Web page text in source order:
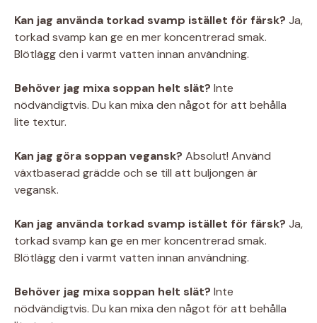
Kan jag använda torkad svamp istället för färsk? Ja,
torkad svamp kan ge en mer koncentrerad smak.
Blötlägg den i varmt vatten innan användning.
Behöver jag mixa soppan helt slät? Inte
nödvändigtvis. Du kan mixa den något för att behålla
lite textur.
Kan jag göra soppan vegansk? Absolut! Använd
växtbaserad grädde och se till att buljongen är
vegansk.
Kan jag använda torkad svamp istället för färsk? Ja,
torkad svamp kan ge en mer koncentrerad smak.
Blötlägg den i varmt vatten innan användning.
Behöver jag mixa soppan helt slät? Inte
nödvändigtvis. Du kan mixa den något för att behålla